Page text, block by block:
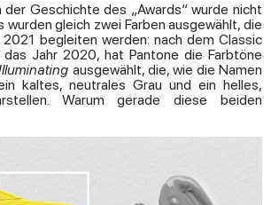
Geschichte des „Awards“ wurde nicht
wurden gleich zwei Farben ausgewählt, die
begleiten werden: nach dem Classic
Jahr 2020, hat Pantone die Farbtöne
ausgewählt, die, wie die Namen
kaltes, neutrales Grau und ein helles,
Warum gerade diese beiden